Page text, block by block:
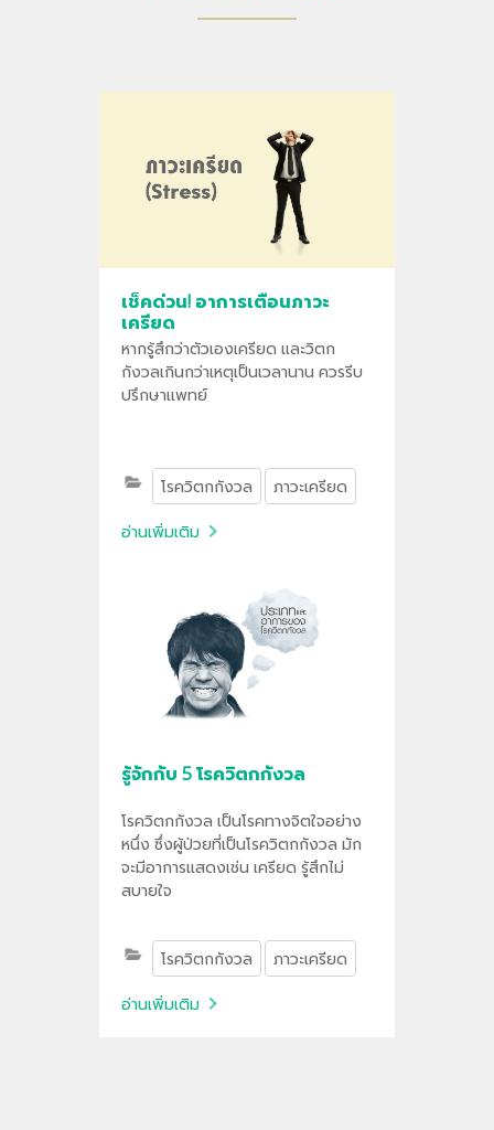
เช็คด่วน! อาการเตือนภาวะ
เครียด
หากรู้สึกว่าตัวเองเครียด และวิตก
กังวลเกินกว่าเหตุเป็นเวลานาน ควรรีบ
ปรึกษาแพทย์
โรควิตกกังวล ภาวะเครียด
อ่านเพิ่มเติม
รู้จักกับ 5 โรควิตกกังวล
โรควิตกกังวล เป็นโรคทางจิตใจอย่าง
หนึ่ง ซึ่งผู้ป่วยที่เป็นโรควิตกกังวล มัก
จะมีอาการแสดงเช่น เครียด รู้สึกไม่
สบายใจ
โรควิตกกังวล ภาวะเครียด
อ่านเพิ่มเติม